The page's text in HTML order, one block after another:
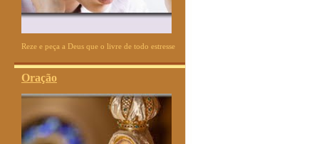
Reze e peça a Deus que o livre de todo estresse
Oração